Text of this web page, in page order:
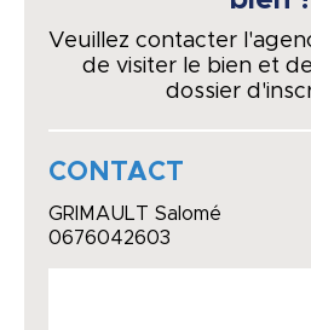
Veuillez contacter
de visiter le bien et
dossier
CONTACT
GRIMAULT Salomé
0676042603